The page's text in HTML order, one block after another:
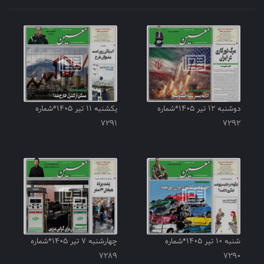
دوشنبه ۱۲ تیر ۱۴۰۵*شماره
۷۲۹۲
یکشنبه ۱۱ تیر ۱۴۰۵*شماره
۷۲۹۱
شنبه ۱۰ تیر ۱۴۰۵*شماره
۷۲۹۰
چهارشنبه ۷ تیر ۱۴۰۵*شماره
۷۲۸۹